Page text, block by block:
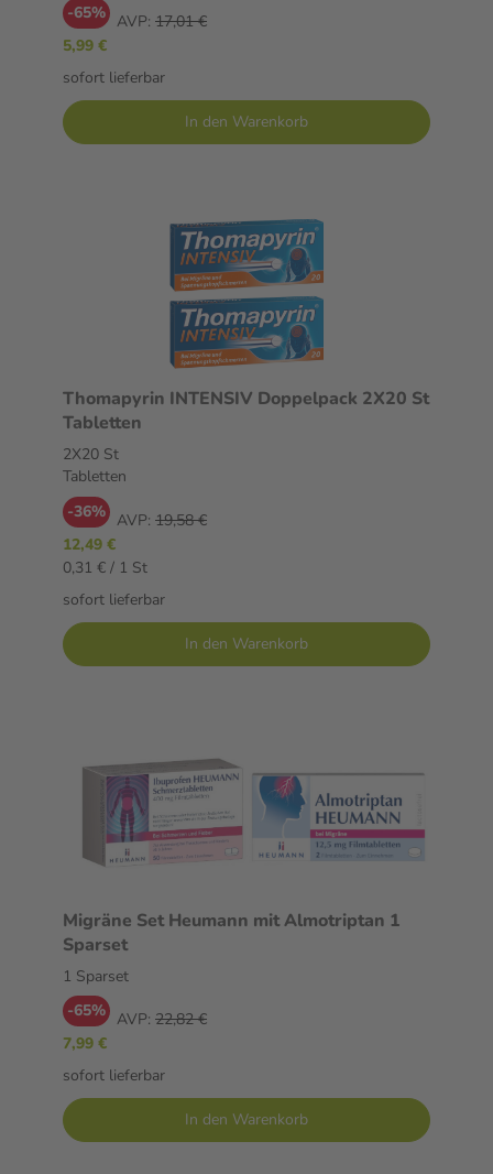
-65% AVP: 17,01 €
5,99 €
sofort lieferbar
In den Warenkorb
Thomapyrin INTENSIV Doppelpack 2X20 St
Tabletten
2X20 St
Tabletten
-36% AVP: 19,58 €
12,49 €
0,31 € / 1 St
sofort lieferbar
In den Warenkorb
Migräne Set Heumann mit Almotriptan 1
Sparset
1 Sparset
-65% AVP: 22,82 €
7,99 €
sofort lieferbar
In den Warenkorb